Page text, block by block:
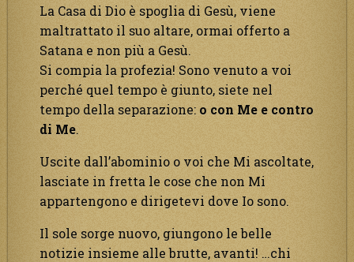
La Casa di Dio è spoglia di Gesù, viene
maltrattato il suo altare, ormai offerto a
Satana e non più a Gesù.
Si compia la profezia! Sono venuto a voi
perché quel tempo è giunto, siete nel
tempo della separazione: o con Me e contro
di Me.
Uscite dall’abominio o voi che Mi ascoltate,
lasciate in fretta le cose che non Mi
appartengono e dirigetevi dove Io sono.
Il sole sorge nuovo, giungono le belle
notizie insieme alle brutte, avanti! …chi